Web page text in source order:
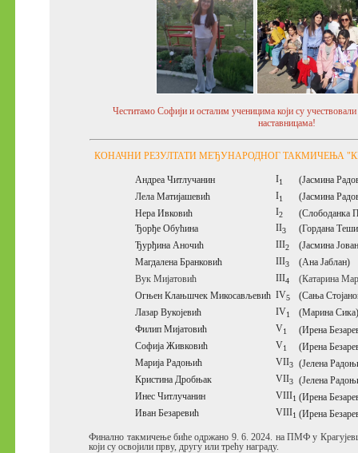
Честитамо Софији и осталим ученицима који су
наставницама!
КОНАЧНИ РЕЗУЛТАТИ МЕЂУНАРОДНОГ ТАКМИЧЕЊА
Андреа Читлучанин I1 (Јасмина
Лела Матијашевић
I1 (Јасмина
Нера Ивковић
I2 (Слободанка
Ђорђе Обућина
II3
(Гордана
Ђурђина Аночић
III2 (Јасмина
Магдалена Бранковић
III3
(Ана Јаблан)
Вук Мијатовић
III4
(Катарина
Огњен Клањшчек Микосављевић IV5
(Сања
Лазар Вукојевић
IV1 (Марина Сика)
Филип Мијатовић
V1
(Ирена
Софија Живковић
V1
(Ирена
Марија Радоњић
VII3
(Јелена
Кристина Дробњак
VII3
(Јелена
Инес Читлучанин
VIII1 (Ирена
Иван Безаревић
VIII1 (Ирена
Финално такмичење биће одржано 9. 6. 2024. на ПМФ у
који су освојили прву, другу или трећу награду.